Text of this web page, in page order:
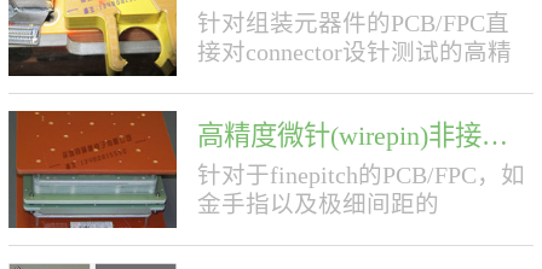
针对组装元器件的PCB/FPC直
接对connector设针测试的高精
BtoB connector的接触点与裸板
接触点的情况不同，其精度，
高低程度等等复杂情况对直接
界主流测试方法是使用公母接
高精度微针(wirepin)非接触夹具
针对于finepitch的PCB/FPC，如
金手指以及极细间距的